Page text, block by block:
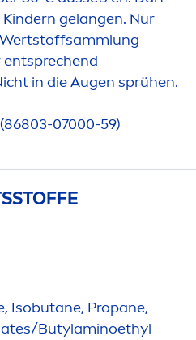
gelangen. Nur
in die Augen sprühen.
07000-59)
Isobutane, Propane,
Butylaminoethyl